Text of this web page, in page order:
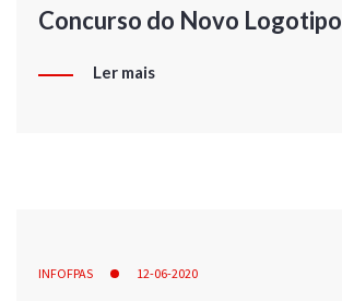
Concurso do Novo Logotipo
Ler mais
INFOFPAS 12-06-2020